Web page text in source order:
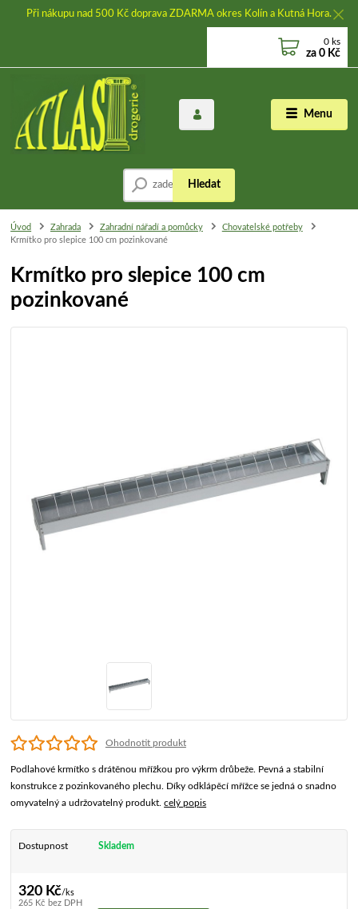
Při nákupu nad 500 Kč doprava ZDARMA okres Kolín a Kutná Hora.
Menu
Hledat
0 ks
za 0 Kč
Úvod Zahrada Zahradní nářadí a pomůcky
Chovatelské potřeby
Krmítko pro slepice 100 cm pozinkované
Krmítko pro slepice 100 cm
pozinkované
Ohodnotit produkt
Podlahové krmítko s drátěnou mřížkou pro výkrm drůbeže. Pevná a stabilní
konstrukce z pozinkovaného plechu. Díky odklápěcí mřížce se jedná o snadno
omyvatelný a udržovatelný produkt.celý popis
Dostupnost Skladem
320 Kč/ks
265 Kč bez DPH